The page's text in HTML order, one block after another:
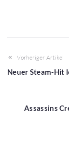
Vorheriger Artikel
Neuer Steam-Hit
Assassins